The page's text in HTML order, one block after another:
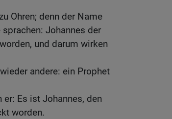
Ohren; denn der Name
Johannes der
und darum wirken
andere: ein Prophet
Es ist Johannes, den
worden.